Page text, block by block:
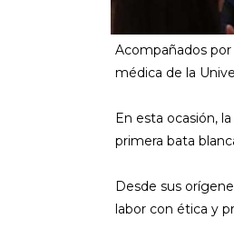
Acompañados
médica de la
En esta ocasión,
primera bata
Desde sus
labor con ética y